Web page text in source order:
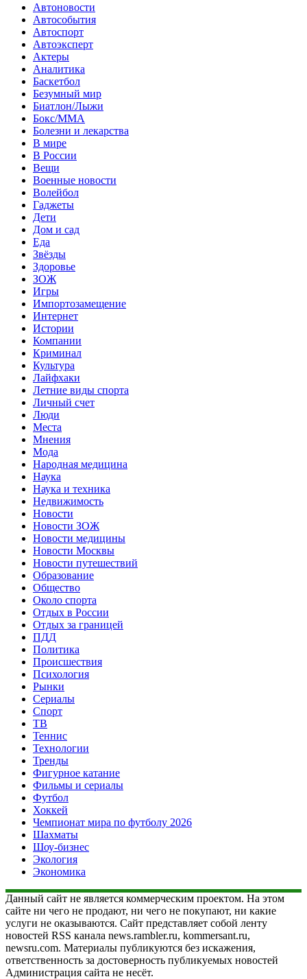
Автоновости
Автособытия
Автоспорт
Автоэксперт
Актеры
Аналитика
Баскетбол
Безумный мир
Биатлон/Лыжи
Бокс/MMA
Болезни и лекарства
В мире
В России
Вещи
Военные новости
Волейбол
Гаджеты
Дети
Дом и сад
Еда
Звёзды
Здоровье
ЗОЖ
Игры
Импортозамещение
Интернет
Истории
Компании
Криминал
Культура
Лайфхаки
Летние виды спорта
Личный счет
Люди
Места
Мнения
Мода
Народная медицина
Наука
Наука и техника
Недвижимость
Новости
Новости ЗОЖ
Новости медицины
Новости Москвы
Новости путешествий
Образование
Общество
Около спорта
Отдых в России
Отдых за границей
ПДД
Политика
Происшествия
Психология
Рынки
Сериалы
Спорт
ТВ
Теннис
Технологии
Тренды
Фигурное катание
Фильмы и сериалы
Футбол
Хоккей
Чемпионат мира по футболу 2026
Шахматы
Шоу-бизнес
Экология
Экономика
Данный сайт не является коммерческим проектом. На этом
сайте ни чего не продают, ни чего не покупают, ни какие
услуги не оказываются. Сайт представляет собой ленту
новостей RSS канала news.rambler.ru, kommersant.ru,
newsru.com. Материалы публикуются без искажения,
ответственность за достоверность публикуемых новостей
Администрация сайта не несёт.